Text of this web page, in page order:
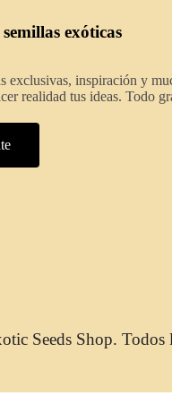
exóticas
exclusivas, inspiración y
realidad tus ideas. Todo
Seeds Shop. Todos